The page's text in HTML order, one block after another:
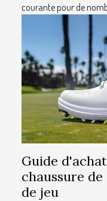
courante pour de
Guide
chaussure
de jeu